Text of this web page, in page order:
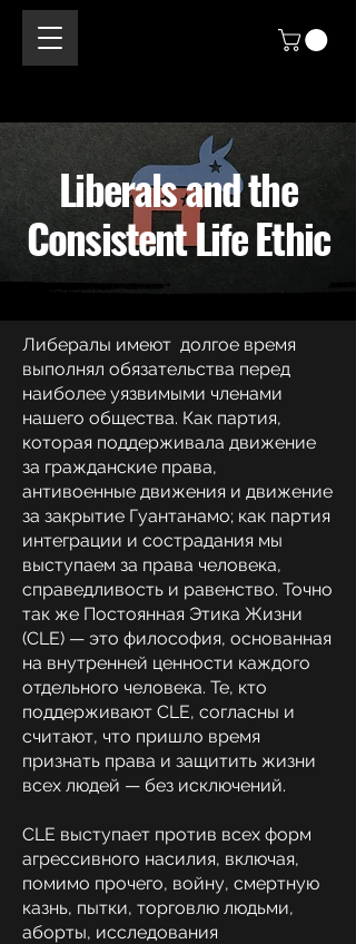
Liberals and the
Consistent Life Ethic
Либералы имеют долгое время
выполнял обязательства перед
наиболее уязвимыми членами
нашего общества. Как партия,
которая поддерживала движение
за гражданские права,
антивоенные движения и движение
за закрытие Гуантанамо; как партия
интеграции и сострадания мы
выступаем за права человека,
справедливость и равенство. Точно
так же Постоянная Этика Жизни
(CLE) — это философия, основанная
на внутренней ценности каждого
отдельного человека. Те, кто
поддерживают CLE, согласны и
считают, что пришло время
признать права и защитить жизни
всех людей — без исключений.
CLE выступает против всех форм
агрессивного насилия, включая,
помимо прочего, войну, смертную
казнь, пытки, торговлю людьми,
аборты, исследования